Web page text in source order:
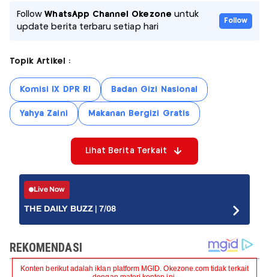
FollowWhatsApp Channel Okezone untuk
update berita terbaru setiap hari
Follow
Topik Artikel :
Komisi IX DPR RI Badan Gizi Nasional
Yahya Zaini Makanan Bergizi Gratis
Lihat Berita Terkait
Live Now
THE DAILY BUZZ | 7/08